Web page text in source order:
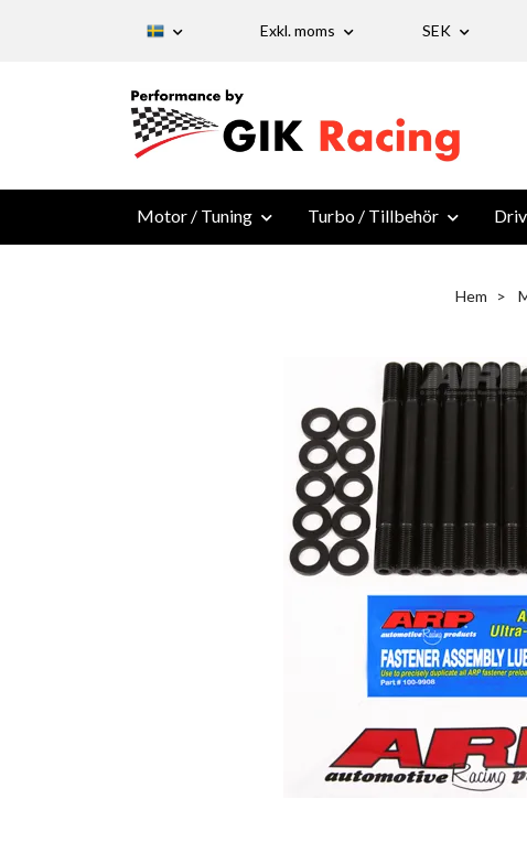
Exkl. moms SEK
Motor / Tuning Turbo / Tillbehör
Hem